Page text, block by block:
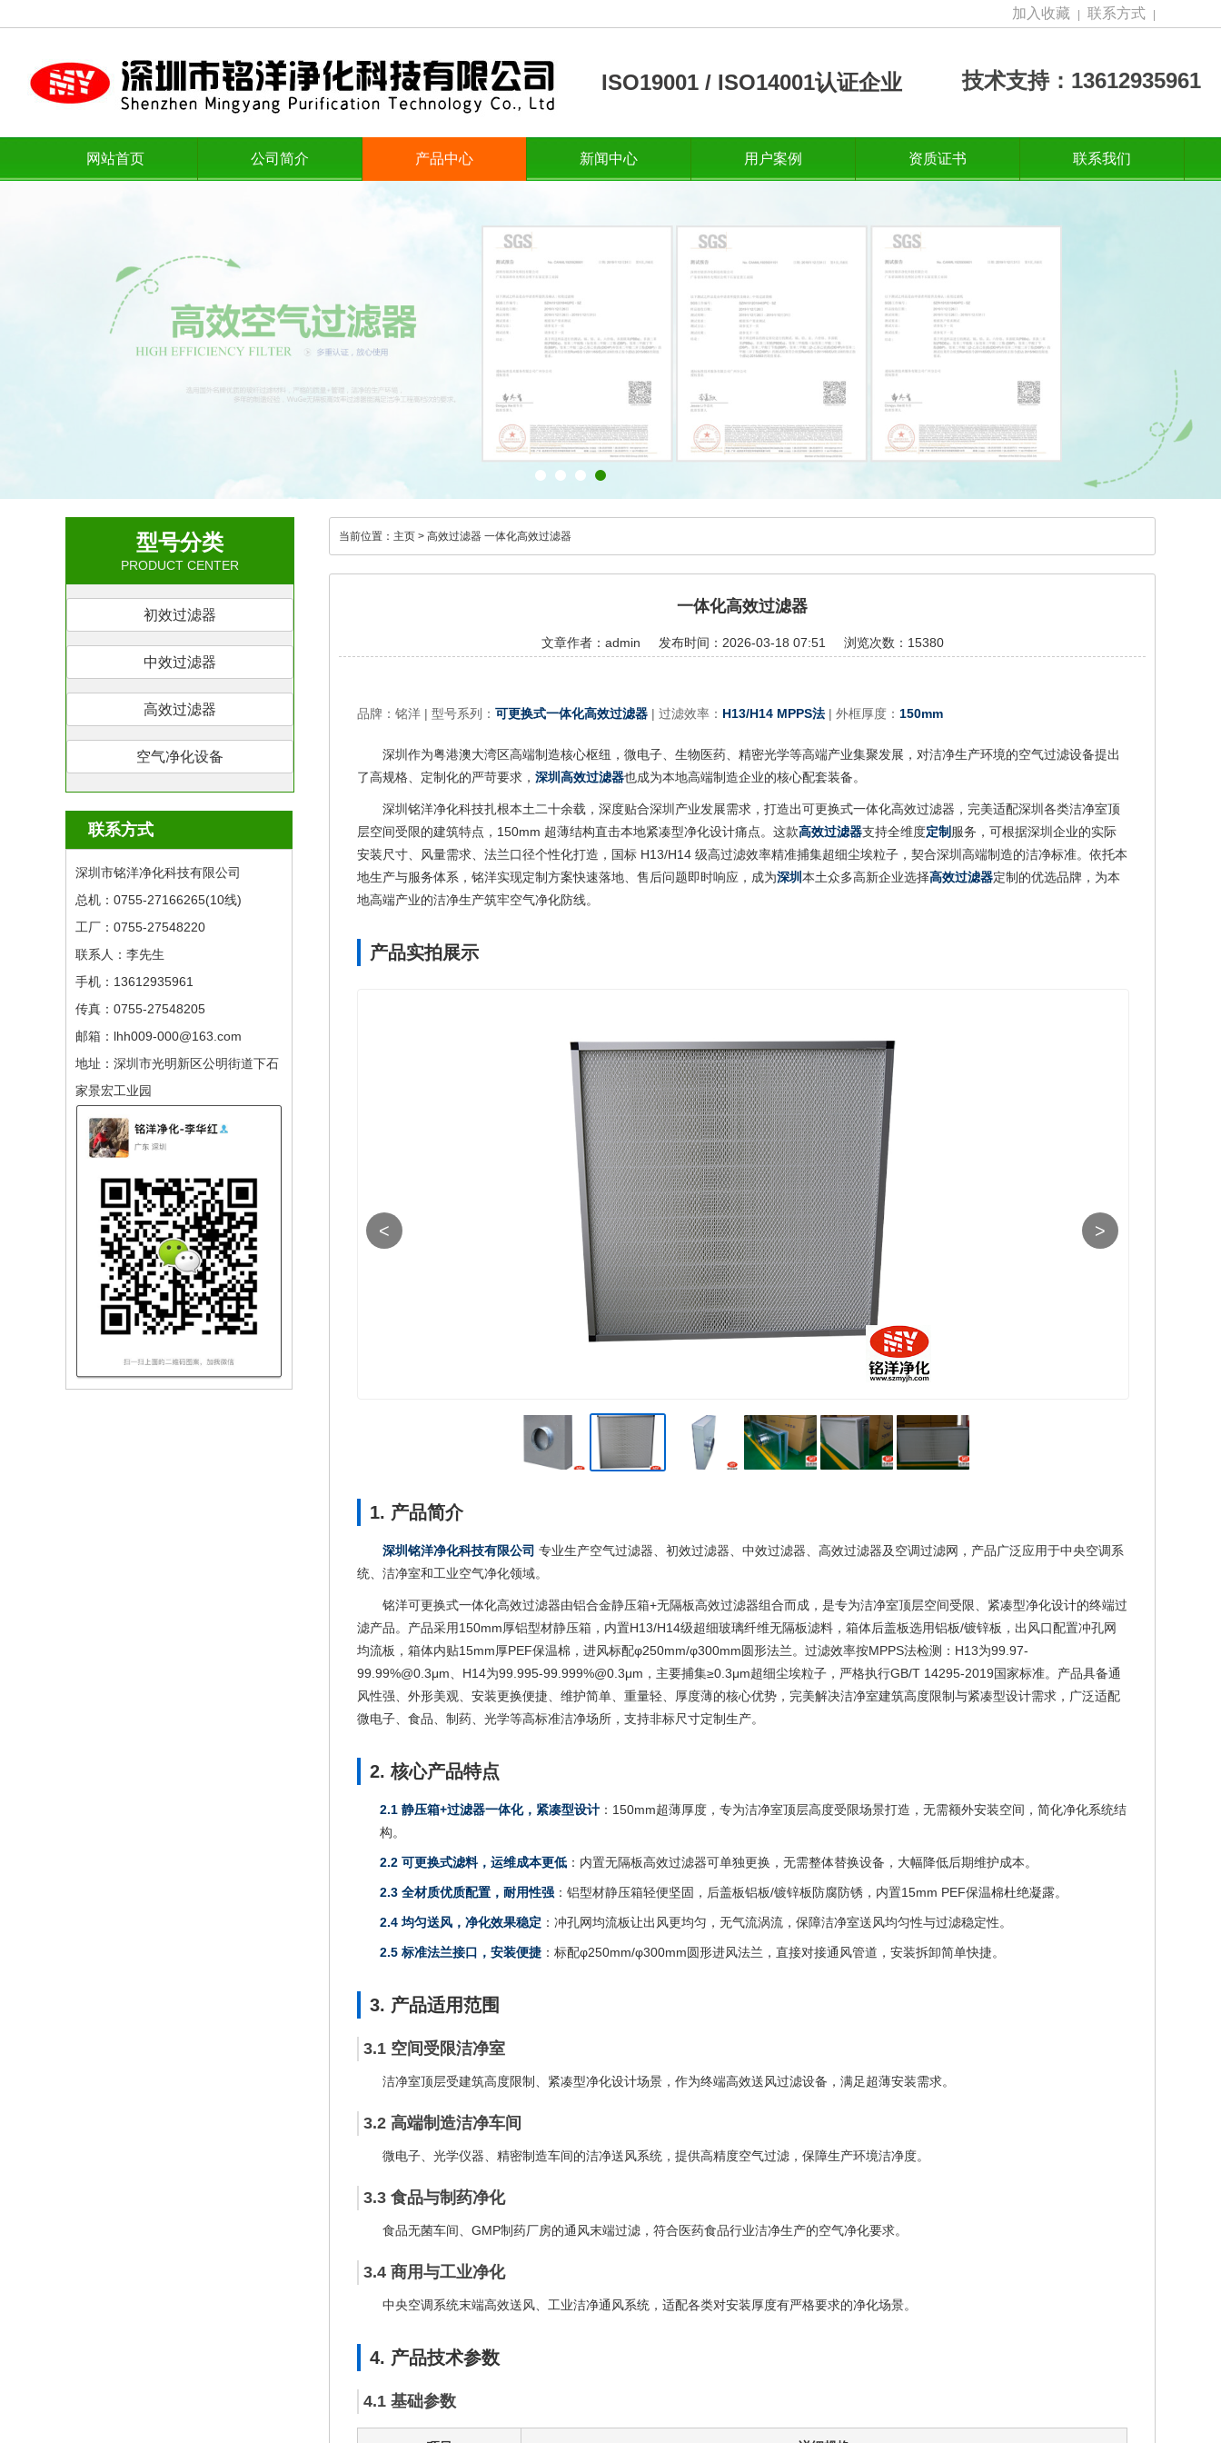
加入收藏 联系方式
ISO19001 / ISO14001认证企业 技术支持：13612935961
网站首页 公司简介 产品中心 新闻中心 用户案例 资质证书 联系我们
型号分类
PRODUCT CENTER
初效过滤器
中效过滤器
高效过滤器
空气净化设备
联系方式
深圳市铭洋净化科技有限公司
总机：0755-27166265(10线) ​
工厂：0755-27548220
联系人：李先生
手机：13612935961
传真：0755-27548205
邮箱：lhh009-000@163.com
地址：深圳市光明新区公明街道下石
家景宏工业园
当前位置： 主页 > 高效过滤器 一体化高效过滤器
一体化高效过滤器
文章作者：admin 发布时间：2026-03-18 07:51 浏览次数：15380
品牌：铭洋 | 型号系列： 可更换式一体化高效过滤器 | 过滤效率： H13/H14 MPPS法 | 外框厚度： 150mm
深圳作为粤港澳大湾区高端制造核心枢纽，微电子、生物医药、精密光学等高端产业集聚发展，对洁净生产环境的空气过滤设备提出
了高规格、定制化的严苛要求， 深圳高效过滤器也成为本地高端制造企业的核心配套装备。
深圳铭洋净化科技扎根本土二十余载，深度贴合深圳产业发展需求，打造出可更换式一体化高效过滤器，完美适配深圳各类洁净室顶
层空间受限的建筑特点，150mm 超薄结构直击本地紧凑型净化设计痛点。这款高效过滤器支持全维度定制 服务，可根据深圳企业的实际
安装尺寸、风量需求、法兰口径个性化打造，国标 H13/H14 级高过滤效率精准捕集超细尘埃粒子，契合深圳高端制造的洁净标准。依托本
地生产与服务体系，铭洋实现定制方案快速落地、售后问题即时响应，成为深圳 本土众多高新企业选择高效过滤器定制的优选品牌，为本
地高端产业的洁净生产筑牢空气净化防线。
产品实拍展示
< >
1. 产品简介
深圳铭洋净化科技有限公司 专业生产空气过滤器、初效过滤器、中效过滤器、高效过滤器及空调过滤网，产品广泛应用于中央空调系
统、洁净室和工业空气净化领域。
铭洋可更换式一体化高效过滤器由铝合金静压箱+无隔板高效过滤器组合而成，是专为洁净室顶层空间受限、紧凑型净化设计的终端过
滤产品。产品采用150mm厚铝型材静压箱，内置H13/H14级超细玻璃纤维无隔板滤料，箱体后盖板选用铝板/镀锌板，出风口配置冲孔网
均流板，箱体内贴15mm厚PEF保温棉，进风标配φ250mm/φ300mm圆形法兰。过滤效率按MPPS法检测：H13为99.97-
99.99%@0.3μm、H14为99.995-99.999%@0.3μm，主要捕集≥0.3μm超细尘埃粒子，严格执行GB/T 14295-2019国家标准。产品具备通
风性强、外形美观、安装更换便捷、维护简单、重量轻、厚度薄的核心优势，完美解决洁净室建筑高度限制与紧凑型设计需求，广泛适配
微电子、食品、制药、光学等高标准洁净场所，支持非标尺寸定制生产。
2. 核心产品特点
2.1 静压箱+过滤器一体化，紧凑型设计 ：150mm超薄厚度，专为洁净室顶层高度受限场景打造，无需额外安装空间，简化净化系统结
构。
2.2 可更换式滤料，运维成本更低 ：内置无隔板高效过滤器可单独更换，无需整体替换设备，大幅降低后期维护成本。
2.3 全材质优质配置，耐用性强 ：铝型材静压箱轻便坚固，后盖板铝板/镀锌板防腐防锈，内置15mm PEF保温棉杜绝凝露。
2.4 均匀送风，净化效果稳定 ：冲孔网均流板让出风更均匀，无气流涡流，保障洁净室送风均匀性与过滤稳定性。
2.5 标准法兰接口，安装便捷 ：标配φ250mm/φ300mm圆形进风法兰，直接对接通风管道，安装拆卸简单快捷。
3. 产品适用范围
3.1 空间受限洁净室
洁净室顶层受建筑高度限制、紧凑型净化设计场景，作为终端高效送风过滤设备，满足超薄安装需求。
3.2 高端制造洁净车间
微电子、光学仪器、精密制造车间的洁净送风系统，提供高精度空气过滤，保障生产环境洁净度。
3.3 食品与制药净化
食品无菌车间、GMP制药厂房的通风末端过滤，符合医药食品行业洁净生产的空气净化要求。
3.4 商用与工业净化
中央空调系统末端高效送风、工业洁净通风系统，适配各类对安装厚度有严格要求的净化场景。
4. 产品技术参数
4.1 基础参数